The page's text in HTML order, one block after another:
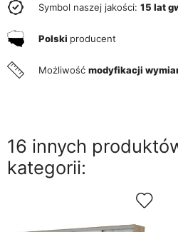
Symbol naszej jakości: 15 lat
Polski producent
Możliwość modyfikacji
16 innych
kategorii: